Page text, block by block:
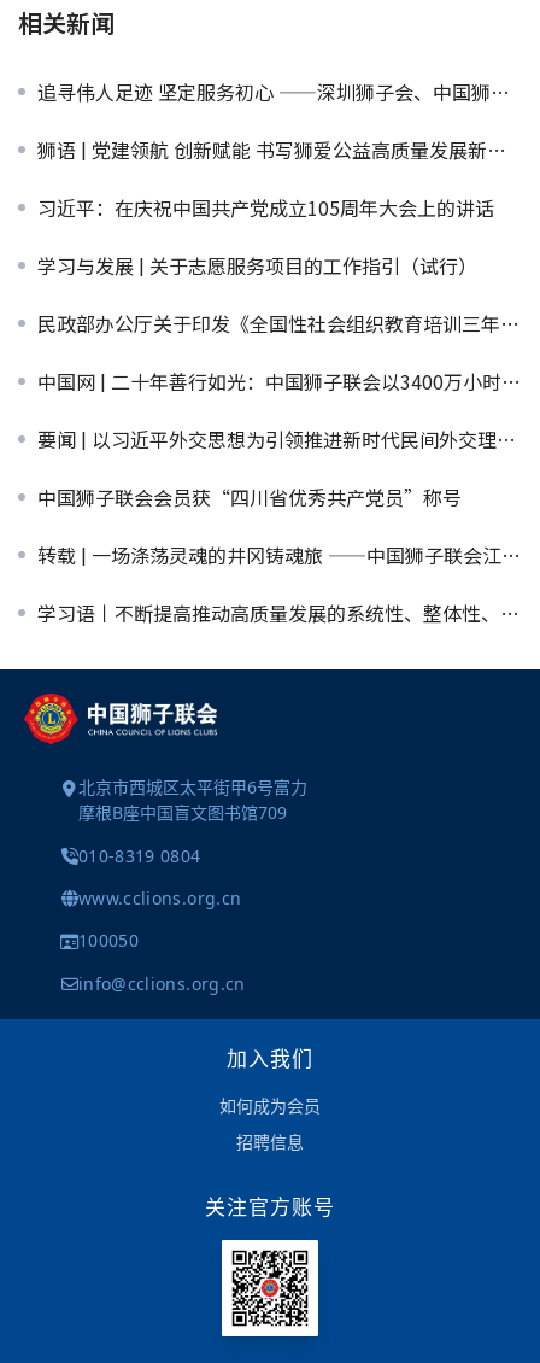
相关新闻
追寻伟人足迹 坚定服务初心 ——深圳狮子会、中国狮子联会四川代表处、深圳市华狮公益基金会开展联合党建主题活动
狮语 | 党建领航 创新赋能 书写狮爱公益高质量发展新篇章
习近平：在庆祝中国共产党成立105周年大会上的讲话
学习与发展 | 关于志愿服务项目的工作指引（试行）
民政部办公厅关于印发《全国性社会组织教育培训三年行动方案（2025-2027年）》的通知
中国网 | 二十年善行如光：中国狮子联会以3400万小时温暖1.1亿人生
要闻 | 以习近平外交思想为引领推进新时代民间外交理论与实践发展（深入学习贯彻习近平新时代中国特色社会主义思想）
中国狮子联会会员获“四川省优秀共产党员”称号
转载 | 一场涤荡灵魂的井冈铸魂旅 ——中国狮子联会江苏代表处红色教育研学班侧记
学习语丨不断提高推动高质量发展的系统性、整体性、协同性
北京市西城区太平街甲6号富力
摩根B座中国盲文图书馆709
010-8319 0804
www.cclions.org.cn
100050
info@cclions.org.cn
加入我们
如何成为会员
招聘信息
关注官方账号